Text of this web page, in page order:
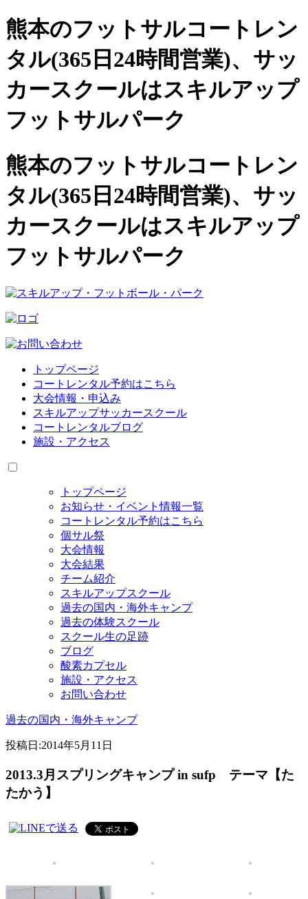
熊本のフットサルコートレン
タル(365日24時間営業)、 サッ
カースクールはスキルアップ
フットサルパーク
熊本のフットサルコートレン
タル(365日24時間営業)、サッ
カースクールはスキルアップ
フットサルパーク
トップページ
コートレンタル予約はこちら
大会情報・申込み
スキルアップサッカースクール
コートレンタルブログ
施設・アクセス
トップページ
お知らせ・イベント情報一覧
コートレンタル予約はこちら
個サル祭
大会情報
大会結果
チーム紹介
スキルアップスクール
過去の国内・海外キャンプ
過去の体験スクール
スクール生の足跡
ブログ
酸素カプセル
施設・アクセス
お問い合わせ
過去の国内・海外キャンプ
投稿日:2014年5月11日
2013.3月スプリングキャンプ in sufp テーマ【た
たかう】